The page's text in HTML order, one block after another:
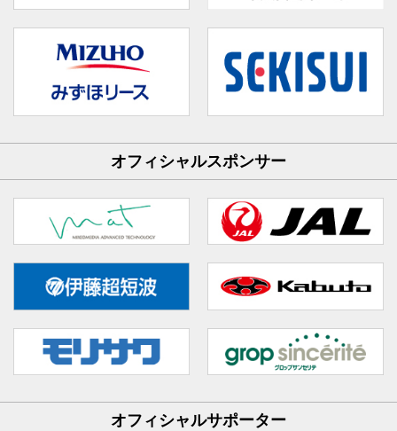
オフィシャルスポンサー
オフィシャルサポーター